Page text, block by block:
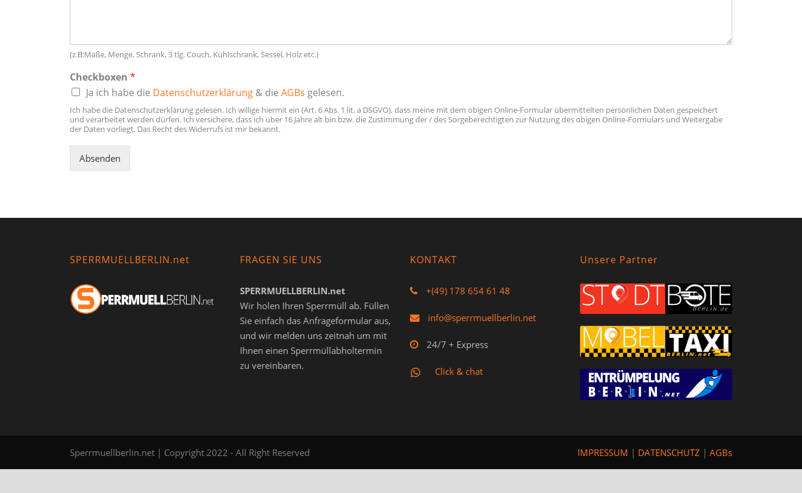
(z.B:Maße, Menge, Schrank, 3 tlg. Couch, Kühlschrank, Sessel, Holz etc.)
Checkboxen *
Ja ich habe die Datenschutzerklärung & die AGBs gelesen.
Ich habe die Datenschutzerklärung gelesen. Ich willige hiermit ein (Art. 6 Abs. 1 lit. a DSGVO), dass meine mit dem obigen Online-Formular übermittelten persönlichen Daten gespeichert
und verarbeitet werden dürfen. Ich versichere, dass ich über 16 Jahre alt bin bzw. die Zustimmung der / des Sorgeberechtigten zur Nutzung des obigen Online-Formulars und Weitergabe
der Daten vorliegt. Das Recht des Widerrufs ist mir bekannt.
Absenden
SPERRMUELLBERLIN.net FRAGEN SIE UNS
SPERRMUELLBERLIN.net
Wir holen Ihren Sperrmüll ab. Füllen
Sie einfach das Anfrageformular aus,
und wir melden uns zeitnah um mit
Ihnen einen Sperrmüllabholtermin
zu vereinbaren.
KONTAKT
+(49) 178 654 61 48
info@sperrmuellberlin.net
24/7 + Express
Click & chat
Unsere Partner
Sperrmuellberlin.net | Copyright 2022 - All Right Reserved IMPRESSUM | DATENSCHUTZ | AGBs